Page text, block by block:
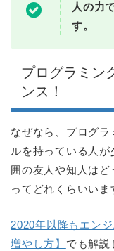
人の力
す。
プログラミン
ンス！
なぜなら、プログ
ルを持っている人
囲の友人や知人は
ってどれくらいいま
2020年以降もエン
増やし方】 でも解説